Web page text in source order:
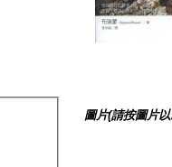
圖片(請按圖片